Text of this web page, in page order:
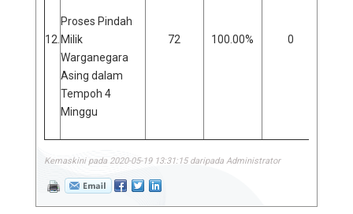
12.
Proses Pindah
Milik
Warganegara
Asing dalam
Tempoh 4
Minggu
72 100.00% 0
Kemaskini pada 2020-05-19 13:31:15 daripada Administrator